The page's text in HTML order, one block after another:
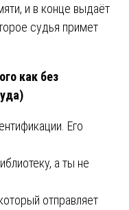
и в конце выдаёт
судья примет
как без
Его
а ты не
отправляет